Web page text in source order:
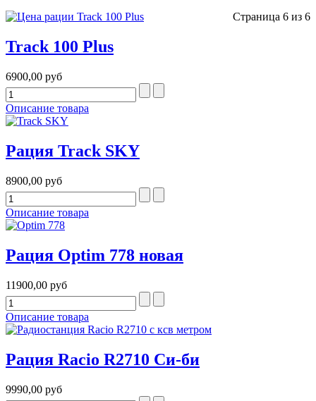
Страница 6 из 6
Track 100 Plus
6900,00 руб
Описание товара
Рация Track SKY
8900,00 руб
Описание товара
Рация Optim 778 новая
11900,00 руб
Описание товара
Рация Racio R2710 Си-би
9990,00 руб